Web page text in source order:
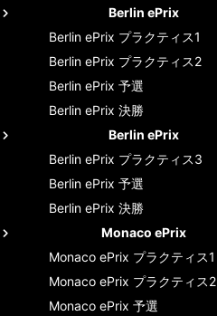
Berlin ePrix
Berlin ePrix プラクティス1
Berlin ePrix プラクティス2
Berlin ePrix 予選
Berlin ePrix 決勝
Berlin ePrix
Berlin ePrix プラクティス3
Berlin ePrix 予選
Berlin ePrix 決勝
Monaco ePrix
Monaco ePrix プラクティス1
Monaco ePrix プラクティス2
Monaco ePrix 予選